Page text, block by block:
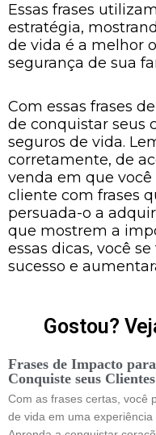
Essas frases
estratégia,
de vida é a melhor
segurança de sua
Com essas frases
de conquistar seus
seguros de vida.
corretamente, de
venda em que você
cliente com frases
persuada-o a
que mostrem a
essas dicas, você
sucesso e
Gostou?
Frases de Impacto
Conquiste seus
Com as frases certas, você
de vida em uma